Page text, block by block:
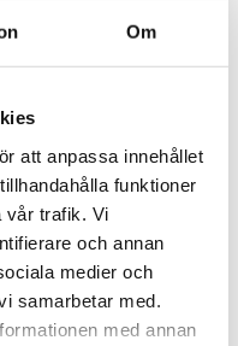
Om
att anpassa innehållet
funktioner
vår trafik. Vi
och annan
medier och
samarbetar med.
med annan